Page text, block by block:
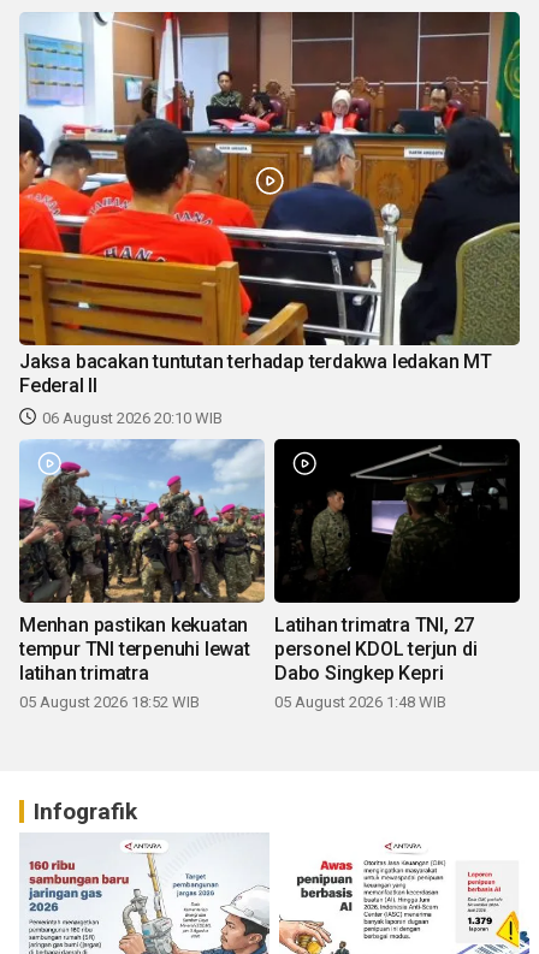
Jaksa bacakan tuntutan terhadap terdakwa ledakan MT
Federal II
06 August 2026 20:10 WIB
Menhan pastikan kekuatan
tempur TNI terpenuhi lewat
latihan trimatra
05 August 2026 18:52 WIB
Latihan trimatra TNI, 27
personel KDOL terjun di
Dabo Singkep Kepri
05 August 2026 1:48 WIB
Infografik